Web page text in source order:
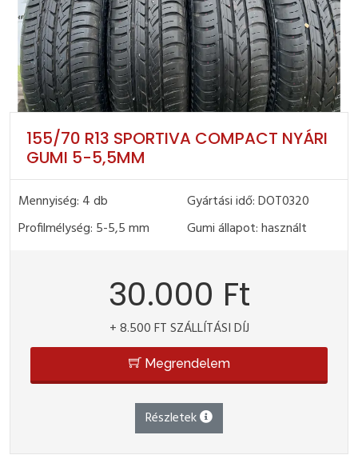
155/70 R13 SPORTIVA COMPACT NYÁRI
GUMI 5-5,5MM
Mennyiség: 4 db
Gyártási idő: DOT0320
Profilmélység: 5-5,5 mm
Gumi állapot: használt
30.000 Ft
+ 8.500 FT SZÁLLÍTÁSI DÍJ
Megrendelem
Részletek